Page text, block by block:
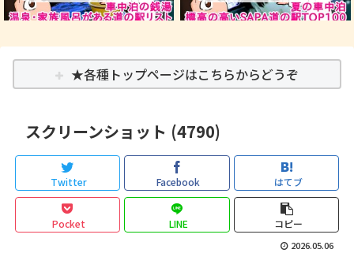
★各種トップページはこちらからどうぞ
スクリーンショット (4790)
Twitter Facebook はてブ
Pocket LINE コピー
2026.05.06